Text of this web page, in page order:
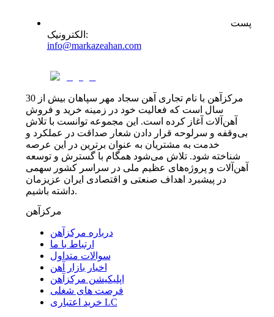
پست
الکترونیک :
info@markazeahan.com
مرکزآهن با نام تجاری آهن سجاد مهر سپاهان بیش از 30
سال است که فعالیت خود در زمینه خرید و فروش
آهن‌آلات آغاز کرده است. این مجموعه توانست با تلاش
بی‌وقفه و سرلوحه قرار دادن شعار صداقت در عملکرد و
خدمت به مشتریان به عنوان برترین در این عرصه
شناخته شود. تلاش می‌شود همگام با گسترش و توسعه
آهن‌آلات و پروژه‌های عظیم ملی در سراسر کشور سهمی
در پیشبرد اهداف صنعتی و اقتصادی ایران عزیزمان
داشته باشیم.
مرکزآهن
درباره مرکزآهن
ارتباط با ما
سوالات متداول
اخبار بازار آهن
اپلیکیشن مرکزآهن
فرصت های شغلی
خرید اعتباری LC